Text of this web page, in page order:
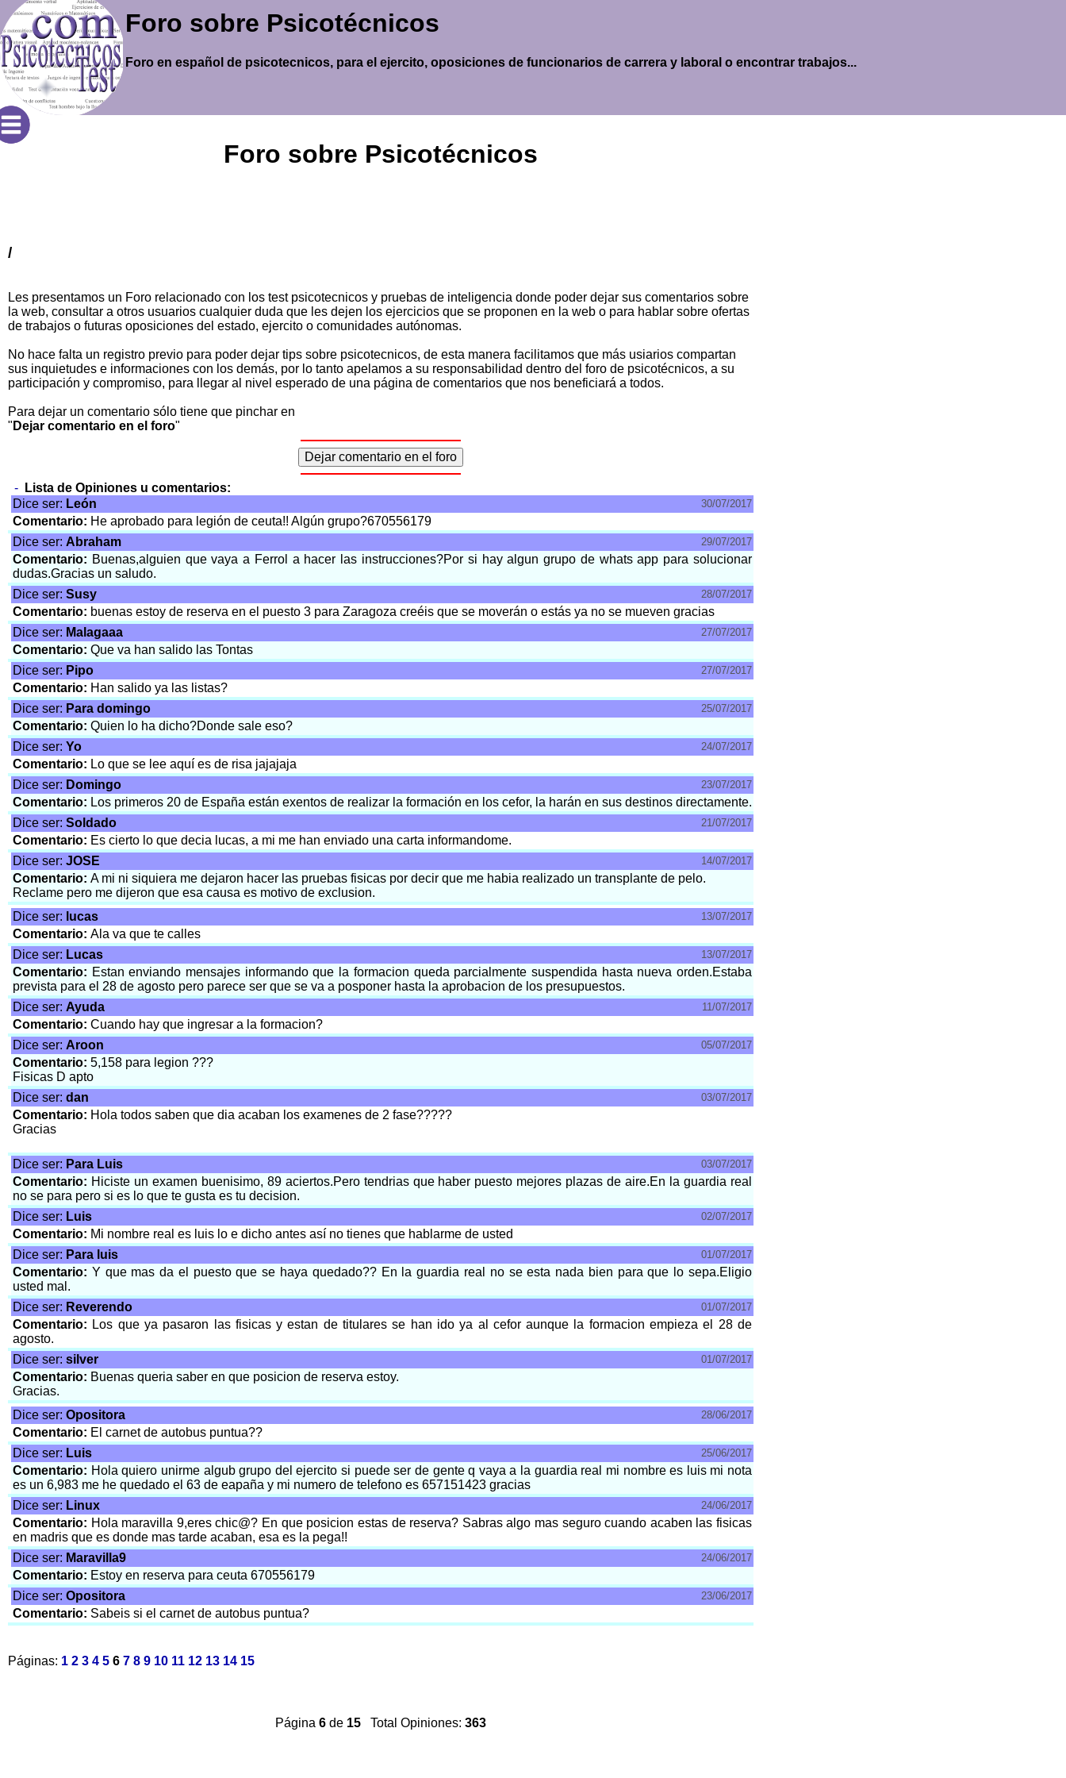
Foro sobre Psicotécnicos
Foro en español de psicotecnicos, para el ejercito, oposiciones de funcionarios de carrera y laboral o encontrar trabajos...
Foro sobre Psicotécnicos
/
Les presentamos un Foro relacionado con los test psicotecnicos y pruebas de inteligencia donde poder dejar sus comentarios sobre
la web, consultar a otros usuarios cualquier duda que les dejen los ejercicios que se proponen en la web o para hablar sobre ofertas
de trabajos o futuras oposiciones del estado, ejercito o comunidades autónomas.
No hace falta un registro previo para poder dejar tips sobre psicotecnicos, de esta manera facilitamos que más usiarios compartan
sus inquietudes e informaciones con los demás, por lo tanto apelamos a su responsabilidad dentro del foro de psicotécnicos, a su
participación y compromiso, para llegar al nivel esperado de una página de comentarios que nos beneficiará a todos.
Para dejar un comentario sólo tiene que pinchar en
" Dejar comentario en el foro"
-
Lista de Opiniones u comentarios:
Dice ser: León 30/07/2017
Comentario: He aprobado para legión de ceuta!! Algún grupo?670556179
Dice ser: Abraham 29/07/2017
Comentario: Buenas,alguien que vaya a Ferrol a hacer las instrucciones?Por si hay algun grupo de whats app para solucionar
dudas.Gracias un saludo.
Dice ser: Susy 28/07/2017
Comentario: buenas estoy de reserva en el puesto 3 para Zaragoza creéis que se moverán o estás ya no se mueven gracias
Dice ser: Malagaaa 27/07/2017
Comentario: Que va han salido las Tontas
Dice ser: Pipo 27/07/2017
Comentario: Han salido ya las listas?
Dice ser: Para domingo 25/07/2017
Comentario: Quien lo ha dicho?Donde sale eso?
Dice ser: Yo 24/07/2017
Comentario: Lo que se lee aquí es de risa jajajaja
Dice ser: Domingo 23/07/2017
Comentario: Los primeros 20 de España están exentos de realizar la formación en los cefor, la harán en sus destinos directamente.
Dice ser: Soldado 21/07/2017
Comentario: Es cierto lo que decia lucas, a mi me han enviado una carta informandome.
Dice ser: JOSE 14/07/2017
Comentario: A mi ni siquiera me dejaron hacer las pruebas fisicas por decir que me habia realizado un transplante de pelo.
Reclame pero me dijeron que esa causa es motivo de exclusion.
Dice ser: lucas 13/07/2017
Comentario: Ala va que te calles
Dice ser: Lucas 13/07/2017
Comentario: Estan enviando mensajes informando que la formacion queda parcialmente suspendida hasta nueva orden.Estaba
prevista para el 28 de agosto pero parece ser que se va a posponer hasta la aprobacion de los presupuestos.
Dice ser: Ayuda 11/07/2017
Comentario: Cuando hay que ingresar a la formacion?
Dice ser: Aroon 05/07/2017
Comentario: 5,158 para legion ???
Fisicas D apto
Dice ser: dan 03/07/2017
Comentario: Hola todos saben que dia acaban los examenes de 2 fase?????
Gracias
Dice ser: Para Luis 03/07/2017
Comentario: Hiciste un examen buenisimo, 89 aciertos.Pero tendrias que haber puesto mejores plazas de aire.En la guardia real
no se para pero si es lo que te gusta es tu decision.
Dice ser: Luis 02/07/2017
Comentario: Mi nombre real es luis lo e dicho antes así no tienes que hablarme de usted
Dice ser: Para luis 01/07/2017
Comentario: Y que mas da el puesto que se haya quedado?? En la guardia real no se esta nada bien para que lo sepa.Eligio
usted mal.
Dice ser: Reverendo 01/07/2017
Comentario: Los que ya pasaron las fisicas y estan de titulares se han ido ya al cefor aunque la formacion empieza el 28 de
agosto.
Dice ser: silver 01/07/2017
Comentario: Buenas queria saber en que posicion de reserva estoy.
Gracias.
Dice ser: Opositora 28/06/2017
Comentario: El carnet de autobus puntua??
Dice ser: Luis 25/06/2017
Comentario: Hola quiero unirme algub grupo del ejercito si puede ser de gente q vaya a la guardia real mi nombre es luis mi nota
es un 6,983 me he quedado el 63 de eapaña y mi numero de telefono es 657151423 gracias
Dice ser: Linux 24/06/2017
Comentario: Hola maravilla 9,eres chic@? En que posicion estas de reserva? Sabras algo mas seguro cuando acaben las fisicas
en madris que es donde mas tarde acaban, esa es la pega!!
Dice ser: Maravilla9 24/06/2017
Comentario: Estoy en reserva para ceuta 670556179
Dice ser: Opositora 23/06/2017
Comentario: Sabeis si el carnet de autobus puntua?
Páginas: 1 2 3 4 5 6 7 8 9 10 11 12 13 14 15
Página6 de 15 Total Opiniones:363